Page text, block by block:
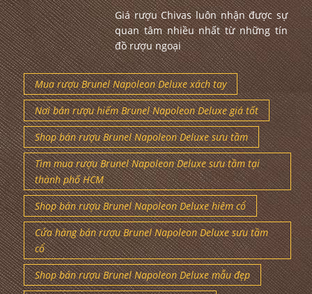
Giá rượu Chivas luôn nhận được sự
quan tâm nhiều nhất từ những tín
đồ rượu ngoại
Mua rượu Brunel Napoleon Deluxe xách tay
Nơi bán rượu hiếm Brunel Napoleon Deluxe giá tốt
Shop bán rượu Brunel Napoleon Deluxe sưu tầm
Tìm mua rượu Brunel Napoleon Deluxe sưu tầm tại
thành phố HCM
Shop bán rượu Brunel Napoleon Deluxe hiêm cổ
Cửa hàng bán rượu Brunel Napoleon Deluxe sưu tầm
cổ
Shop bán rượu Brunel Napoleon Deluxe mẫu đẹp